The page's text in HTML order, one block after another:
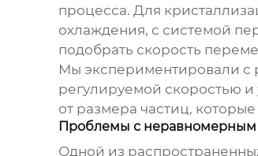
процесса. Для
охлаждения, с системой
подобрать скорость
Мы экспериментировали с
регулируемой скоростью и
от размера частиц,
Проблемы с неравномерным
Одной из